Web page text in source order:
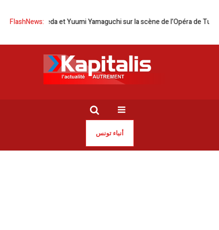
FlashNews:
et Yuumi Yamaguchi sur la scène de l’Opéra de Tunis Tunis |
أنباء تونس